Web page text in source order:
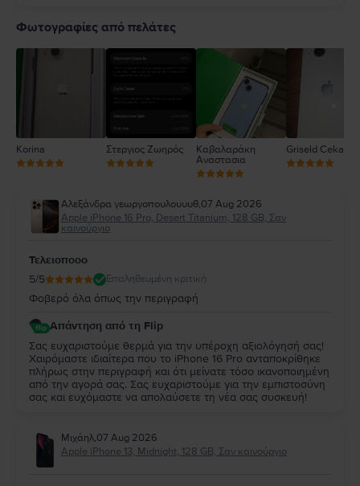
4
Φωτογραφίες από πελάτες
Korina Στεργιος Ζωηρός
Καβαλαράκη
Αναστασια
Griseld Ceka
Αλεξάνδρα γεωργοπουλουυυθ,07 Aug 2026
Apple iPhone 16 Pro, Desert Titanium, 128 GB, Σαν
καινούργιο
Τελειοποοο
5/5 Επαληθευμένη κριτική
Φοβερό όλα όπως την περιγραφή
Απάντηση από τη Flip
Σας ευχαριστούμε θερμά για την υπέροχη αξιολόγησή σας!
Χαιρόμαστε ιδιαίτερα που το iPhone 16 Pro ανταποκρίθηκε
πλήρως στην περιγραφή και ότι μείνατε τόσο ικανοποιημένη
από την αγορά σας. Σας ευχαριστούμε για την εμπιστοσύνη
σας και ευχόμαστε να απολαύσετε τη νέα σας συσκευή!
Μιχάηλ,07 Aug 2026
Apple iPhone 13, Midnight, 128 GB, Σαν καινούργιο